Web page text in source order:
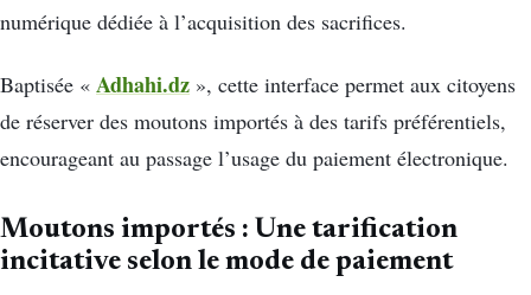
numérique dédiée à l’acquisition des sacrifices.
Baptisée « Adhahi.dz », cette interface permet aux citoyens
de réserver des moutons importés à des tarifs préférentiels,
encourageant au passage l’usage du paiement électronique.
Moutons importés : Une tarification
incitative selon le mode de paiement